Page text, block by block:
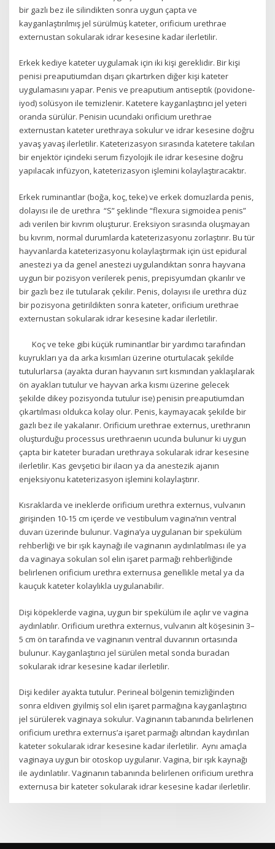
bir gazlı bez ile silindikten sonra uygun çapta ve
kayganlaştırılmış jel sürülmüş kateter, orificium urethrae
externustan sokularak idrar kesesine kadar ilerletilir.
Erkek kediye kateter uygulamak için iki kişi gereklidir. Bir kişi
penisi preaputiumdan dışarı çıkartırken diğer kişi kateter
uygulamasını yapar. Penis ve preaputium antiseptik (povidone-
iyod) solüsyon ile temizlenir. Katetere kayganlaştırıcı jel yeteri
oranda sürülür. Penisin ucundaki orificium urethrae
externustan kateter urethraya sokulur ve idrar kesesine doğru
yavaş yavaş ilerletilir. Kateterizasyon sırasında katetere takılan
bir enjektör içindeki serum fizyolojik ile idrar kesesine doğru
yapılacak infüzyon, kateterizasyon işlemini kolaylaştıracaktır.
Erkek ruminantlar (boğa, koç, teke) ve erkek domuzlarda penis,
dolayısı ile de urethra “S” şeklinde “flexura sigmoidea penis”
adı verilen bir kıvrım oluşturur. Ereksiyon sırasında oluşmayan
bu kıvrım, normal durumlarda kateterizasyonu zorlaştırır. Bu tür
hayvanlarda kateterizasyonu kolaylaştırmak için üst epidural
anestezi ya da genel anestezi uygulandıktan sonra hayvana
uygun bir pozisyon verilerek penis, prepisyumdan çıkarılır ve
bir gazlı bez ile tutularak çekilir. Penis, dolayısı ile urethra düz
bir pozisyona getirildikten sonra kateter, orificium urethrae
externustan sokularak idrar kesesine kadar ilerletilir.
Koç ve teke gibi küçük ruminantlar bir yardımcı tarafından
kuyrukları ya da arka kısımları üzerine oturtulacak şekilde
tutulurlarsa (ayakta duran hayvanın sırt kısmından yaklaşılarak
ön ayakları tutulur ve hayvan arka kısmı üzerine gelecek
şekilde dikey pozisyonda tutulur ise) penisin preaputiumdan
çıkartılması oldukca kolay olur. Penis, kaymayacak şekilde bir
gazlı bez ile yakalanır. Orificium urethrae externus, urethranın
oluşturduğu processus urethraenın ucunda bulunur ki uygun
çapta bir kateter buradan urethraya sokularak idrar kesesine
ilerletilir. Kas gevşetici bir ilacın ya da anestezik ajanın
enjeksiyonu kateterizasyon işlemini kolaylaştırır.
Kısraklarda ve ineklerde orificium urethra externus, vulvanın
girişinden 10-15 cm içerde ve vestibulum vagina’nın ventral
duvarı üzerinde bulunur. Vagina’ya uygulanan bir spekülüm
rehberliği ve bir ışık kaynağı ile vaginanın aydınlatılması ile ya
da vaginaya sokulan sol elin işaret parmağı rehberliğinde
belirlenen orificium urethra externusa genellikle metal ya da
kauçuk kateter kolaylıkla uygulanabilir.
Dişi köpeklerde vagina, uygun bir spekülüm ile açılır ve vagina
aydınlatılır. Orificium urethra externus, vulvanın alt köşesinin 3–
5 cm ön tarafında ve vaginanın ventral duvarının ortasında
bulunur. Kayganlaştırıcı jel sürülen metal sonda buradan
sokularak idrar kesesine kadar ilerletilir.
Dişi kediler ayakta tutulur. Perineal bölgenin temizliğinden
sonra eldiven giyilmiş sol elin işaret parmağına kayganlaştırıcı
jel sürülerek vaginaya sokulur. Vaginanın tabanında belirlenen
orificium urethra externus’a işaret parmağı altından kaydırılan
kateter sokularak idrar kesesine kadar ilerletilir. Aynı amaçla
vaginaya uygun bir otoskop uygulanır. Vagina, bir ışık kaynağı
ile aydınlatılır. Vaginanın tabanında belirlenen orificium urethra
externusa bir kateter sokularak idrar kesesine kadar ilerletilir.